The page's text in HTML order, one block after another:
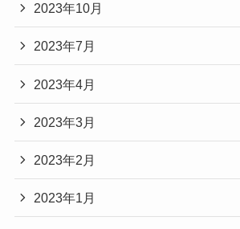
2023年10月
2023年7月
2023年4月
2023年3月
2023年2月
2023年1月